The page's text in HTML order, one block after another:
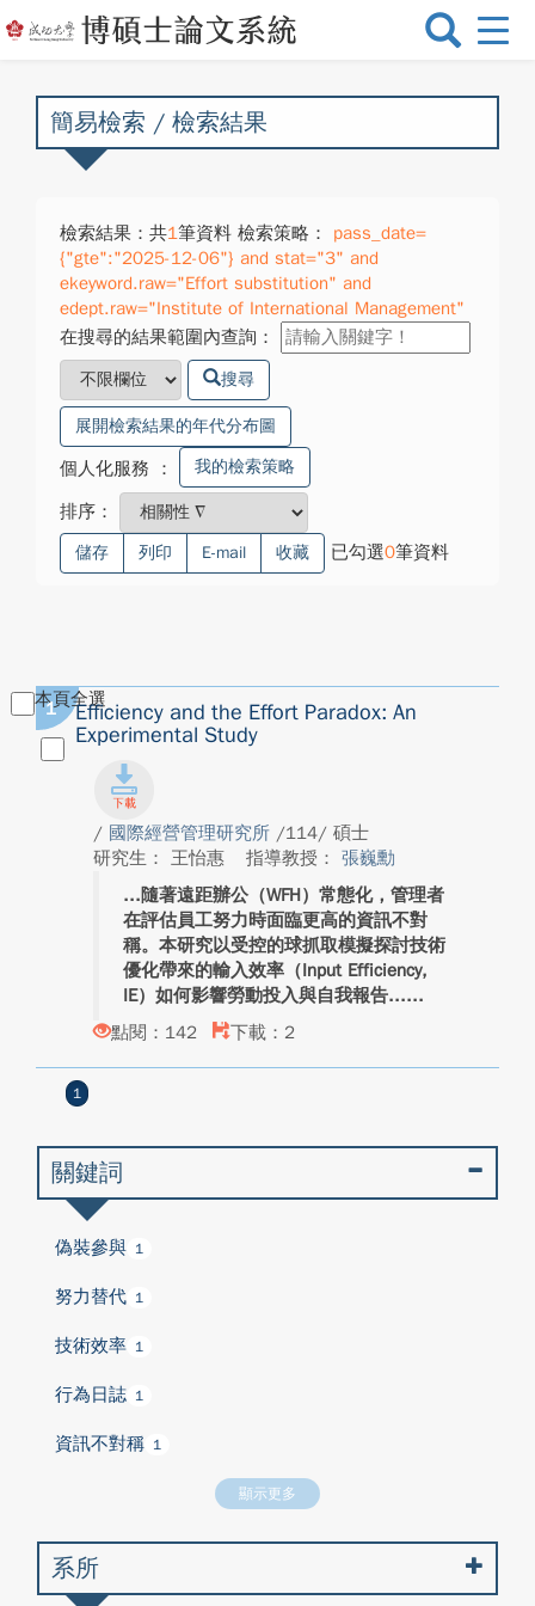
選
換
簡易檢索 / 檢索結果
檢索結果：共1筆資料 檢索策略：
pass_date=
{"gte":"2025-12-06"} and stat="3" and
ekeyword.raw="Effort substitution" and
edept.raw="Institute of International Management"
在搜尋的結果範圍內查詢：
搜尋
展開檢索結果的年代分布圖
個人化服務 ： 我的檢索策略
排序：
儲存 列印 E-mail 收藏 已勾選0筆資料
本頁全選
1
Efficiency and the Effort Paradox: An
Experimental Study
/ 國際經營管理研究所 /114/ 碩士
研究生： 王怡惠
指導教授： 張巍勳
隨著遠距辦公（WFH）常態化，管理者
在評估員工努力時面臨更高的資訊不對
稱。本研究以受控的球抓取模擬探討技術
優化帶來的輸入效率（Input Efficiency,
IE）如何影響勞動投入與自我報告...
點閱：142
下載：2
1
關鍵詞
偽裝參與 1
努力替代 1
技術效率 1
行為日誌 1
資訊不對稱 1
顯示更多
系所